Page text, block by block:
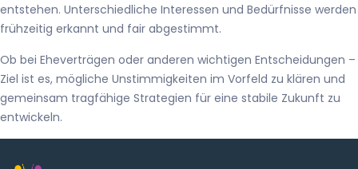
entstehen. Unterschiedliche Interessen und Bedürfnisse werden
frühzeitig erkannt und fair abgestimmt.
Ob bei Eheverträgen oder anderen wichtigen Entscheidungen –
Ziel ist es, mögliche Unstimmigkeiten im Vorfeld zu klären und
gemeinsam tragfähige Strategien für eine stabile Zukunft zu
entwickeln.